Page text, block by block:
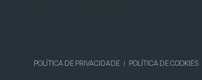
POLÍTICA DE PRIVACIDADE | POLÍTICA DE COOKIES